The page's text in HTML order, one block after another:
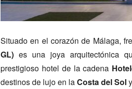
Situado en el corazón de Málaga,
GL) es una joya arquitectónica
prestigioso hotel de la cadena
destinos de lujo en laCosta del Sol